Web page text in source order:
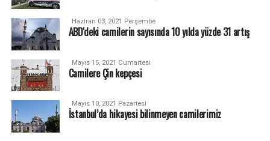
Haziran 03, 2021 Perşembe
ABD'deki camilerin sayısında 10 yılda yüzde 31 artış
Mayıs 15, 2021 Cumartesi
Camilere Çin kepçesi
Mayıs 10, 2021 Pazartesi
İstanbul’da hikayesi bilinmeyen camilerimiz